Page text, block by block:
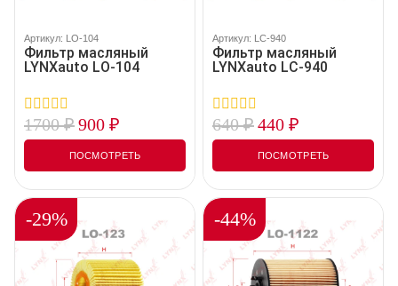
Артикул: LO-104
Фильтр масляный
LYNXauto LO-104
0
out
5
1700₽900 ₽
ПОСМОТРЕТЬ
Артикул: LC-940
Фильтр масляный
LYNXauto LC-940
0
out
5
640₽440 ₽
ПОСМОТРЕТЬ
-29% -44%